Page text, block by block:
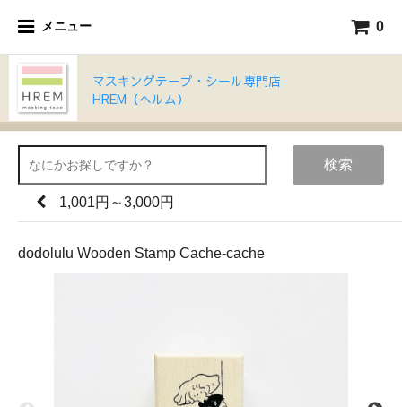
メニュー 0
マスキングテープ・シール専門店
HREM（ヘルム）
検索
1,001円～3,000円
dodolulu Wooden Stamp Cache-cache